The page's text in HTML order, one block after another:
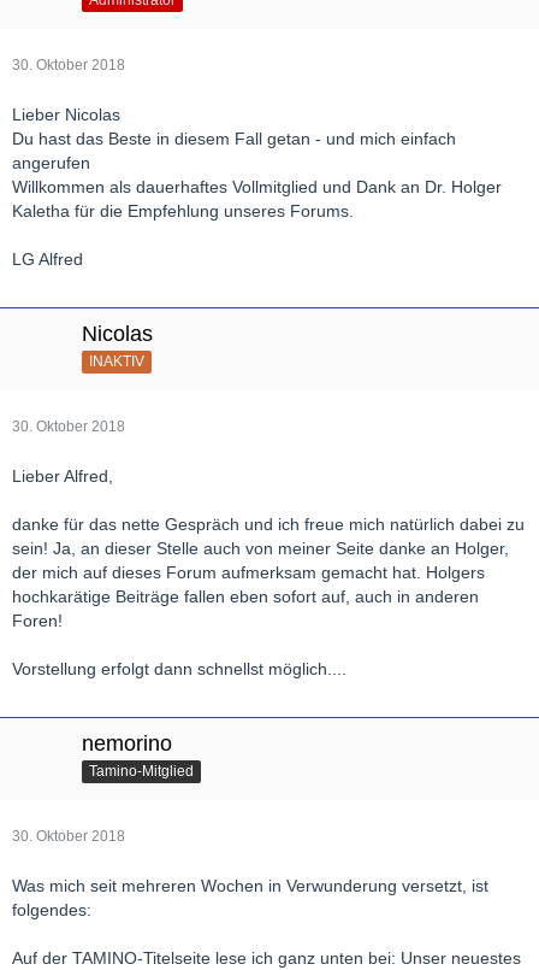
30. Oktober 2018
Lieber Nicolas
Du hast das Beste in diesem Fall getan - und mich einfach
angerufen
Willkommen als dauerhaftes Vollmitglied und Dank an Dr. Holger
Kaletha für die Empfehlung unseres Forums.
LG Alfred
Nicolas
INAKTIV
30. Oktober 2018
Lieber Alfred,
danke für das nette Gespräch und ich freue mich natürlich dabei zu
sein! Ja, an dieser Stelle auch von meiner Seite danke an Holger,
der mich auf dieses Forum aufmerksam gemacht hat. Holgers
hochkarätige Beiträge fallen eben sofort auf, auch in anderen
Foren!
Vorstellung erfolgt dann schnellst möglich....
nemorino
Tamino-Mitglied
30. Oktober 2018
Was mich seit mehreren Wochen in Verwunderung versetzt, ist
folgendes:
Auf der TAMINO-Titelseite lese ich ganz unten bei: Unser neuestes